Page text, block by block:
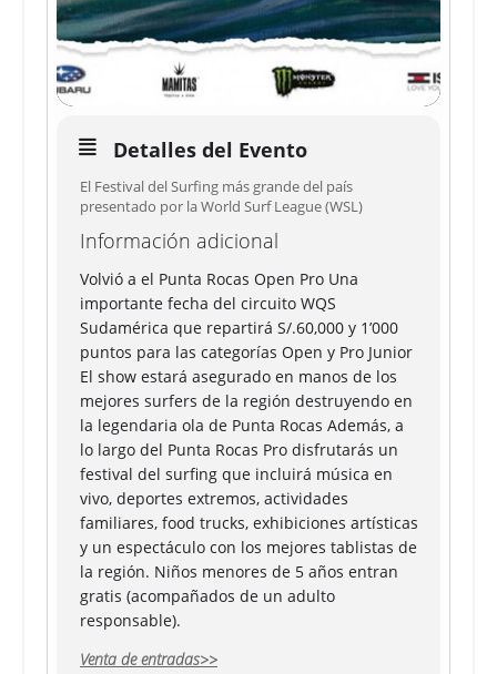
Detalles del Evento
El Festival del Surfing más grande del país
presentado por la World Surf League (WSL)
Información adicional
Volvió a el Punta Rocas Open Pro Una
importante fecha del circuito WQS
Sudamérica que repartirá S/.60,000 y 1’000
puntos para las categorías Open y Pro Junior
El show estará asegurado en manos de los
mejores surfers de la región destruyendo en
la legendaria ola de Punta Rocas Además, a
lo largo del Punta Rocas Pro disfrutarás un
festival del surfing que incluirá música en
vivo, deportes extremos, actividades
familiares, food trucks, exhibiciones artísticas
y un espectáculo con los mejores tablistas de
la región. Niños menores de 5 años entran
gratis (acompañados de un adulto
responsable).
Venta de entradas>>